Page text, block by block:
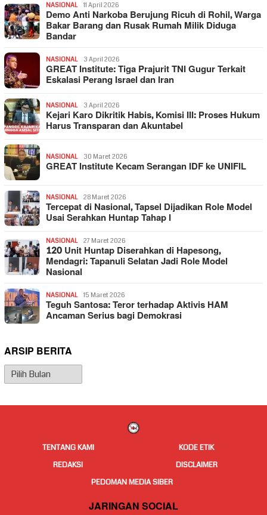
NASIONAL 11 April 2026
Demo Anti Narkoba Berujung Ricuh di Rohil, Warga
Bakar Barang dan Rusak Rumah Milik Diduga
Bandar
NASIONAL 3 April 2026
GREAT Institute: Tiga Prajurit TNI Gugur Terkait
Eskalasi Perang Israel dan Iran
NASIONAL 3 April 2026
Kejari Karo Dikritik Habis, Komisi III: Proses Hukum
Harus Transparan dan Akuntabel
NASIONAL 30 Maret 2026
GREAT Institute Kecam Serangan IDF ke UNIFIL
NASIONAL 28 Maret 2026
Tercepat di Nasional, Tapsel Dijadikan Role Model
Usai Serahkan Huntap Tahap I
NASIONAL 27 Maret 2026
120 Unit Huntap Diserahkan di Hapesong,
Mendagri: Tapanuli Selatan Jadi Role Model
Nasional
NASIONAL 15 Maret 2026
Teguh Santosa: Teror terhadap Aktivis HAM
Ancaman Serius bagi Demokrasi
ARSIP BERITA
Arsip
Berita
TENTANG KAMI
KODE ETIK
REDAKSI
DISCLAIMER
PEDOMAN MEDIA SIBER
JARINGAN SOCIAL